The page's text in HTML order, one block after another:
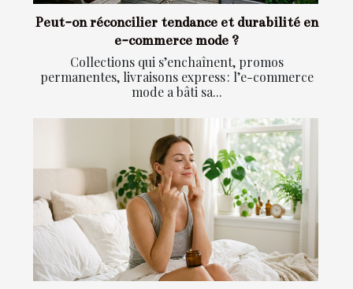
Peut-on réconcilier tendance et durabilité en
e-commerce mode ?
Collections qui s’enchaînent, promos
permanentes, livraisons express : l’e-commerce
mode a bâti sa...